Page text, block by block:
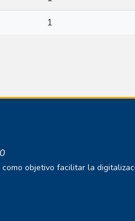
1
objetivo facilitar la